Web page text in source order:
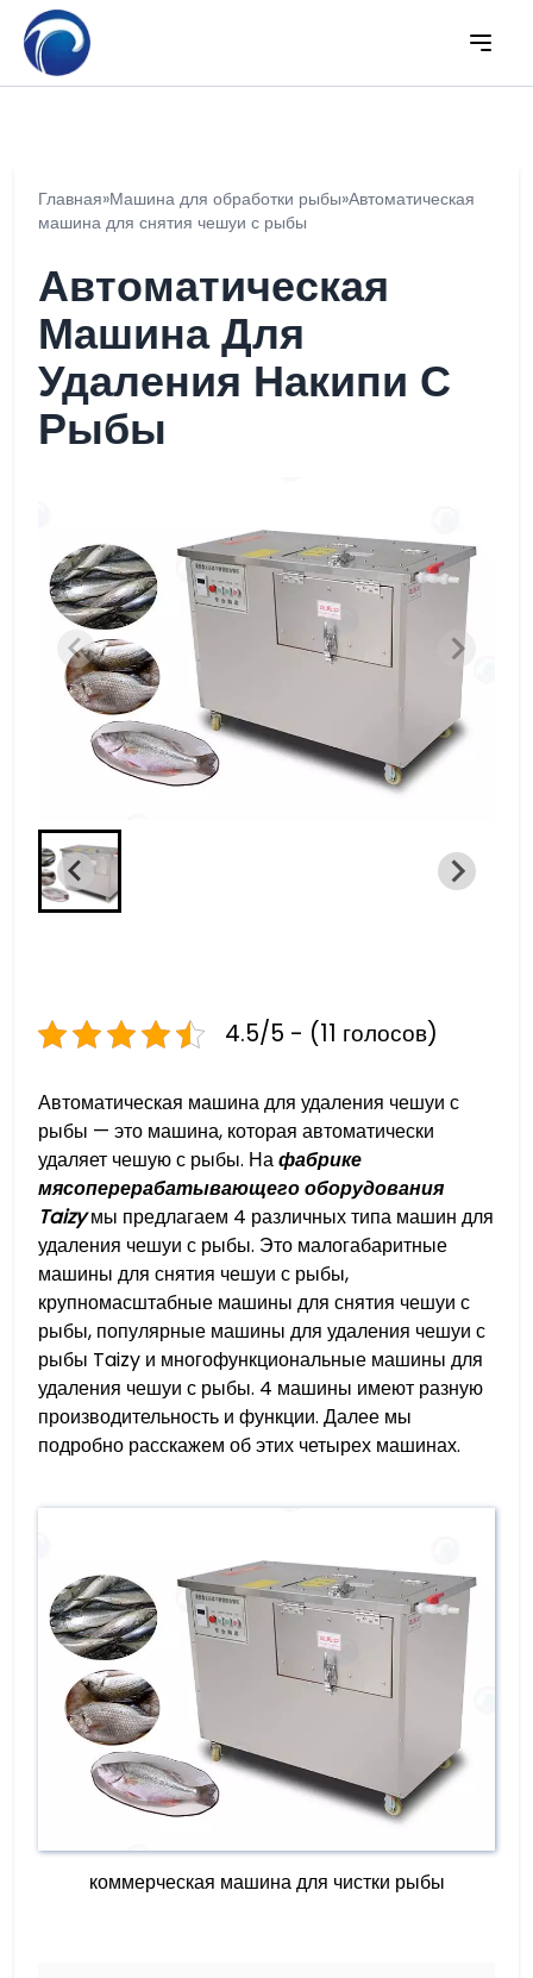
Главная»Машина для обработки рыбы»Автоматическая
машина для снятия чешуи с рыбы
Автоматическая
Машина Для
Удаления Накипи С
Рыбы
4.5/5 - (11 голосов)
Автоматическая машина для удаления чешуи с
рыбы — это машина, которая автоматически
удаляет чешую с рыбы. Нафабрике
мясоперерабатывающего оборудования
Taizyмы предлагаем 4 различных типа машин для
удаления чешуи с рыбы. Это малогабаритные
машины для снятия чешуи с рыбы,
крупномасштабные машины для снятия чешуи с
рыбы, популярные машины для удаления чешуи с
рыбы Taizy и многофункциональные машины для
удаления чешуи с рыбы. 4 машины имеют разную
производительность и функции. Далее мы
подробно расскажем об этих четырех машинах.
коммерческая машина для чистки рыбы